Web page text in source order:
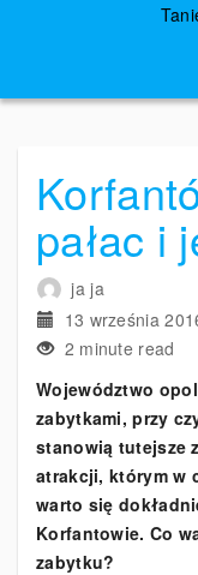
pałac i
ja ja
13 września
2 minute read
Województwo
zabytkami, przy
stanowią tutejsze
atrakcji, którym w
warto się
Korfantowie. Co
zabytku?